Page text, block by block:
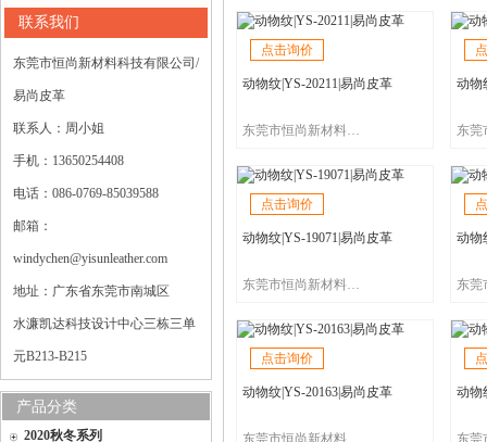
联系我们
东莞市恒尚新材料科技有限公司/
易尚皮革
联系人：周小姐
手机：13650254408
电话：086-0769-85039588
邮箱：
windychen@yisunleather.com
地址：广东省东莞市南城区
水濂凯达科技设计中心三栋三单
元B213-B215
产品分类
2020秋冬系列
点击询价
动物纹|YS-20211|易尚皮革
东莞市恒尚新材料科技有限公司/易尚皮革
动物
点击询价
动物纹|YS-19071|易尚皮革
东莞市恒尚新材料科技有限公司/易尚皮革
动物
点击询价
动物纹|YS-20163|易尚皮革
东莞市恒尚新材料科技有限公司/易尚皮革
动物